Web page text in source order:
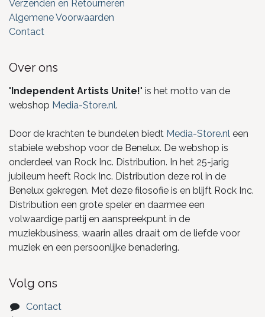
Verzenden en Retourneren
Algemene Voorwaarden
Contact
Over ons
" Independent Artists Unite!" is het motto van de
webshop Media-Store.nl.
Door de krachten te bundelen biedt Media-Store.nl een
stabiele webshop voor de Benelux. De webshop is
onderdeel van Rock Inc. Distribution. In het 25-jarig
jubileum heeft Rock Inc. Distribution deze rol in de
Benelux gekregen. Met deze filosofie is en blijft Rock Inc.
Distribution een grote speler en daarmee een
volwaardige partij en aanspreekpunt in de
muziekbusiness, waarin alles draait om de liefde voor
muziek en een persoonlijke benadering.
Volg ons
Contact